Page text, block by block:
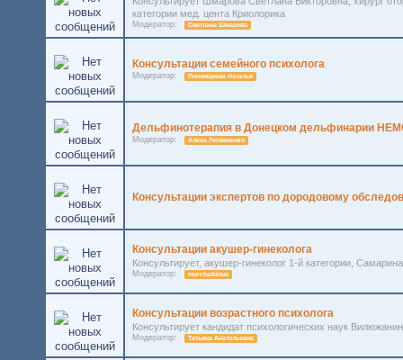
категории мед. цента Криолорика
Модератор: Светлана Шмарова
Консультации семейного психолога
Модератор: Пономарева Наталья
Дельфинотерапия в Донецком дельфинарии
Модератор: Алена Литвиненко
Консультации экспертов по дородовому
Консультации акушер-гинеколога
Консультирует, акушер-гинеколог 1-й категории,
Модератор: murchalkinua
Консультации возрастного психолога
Консультирует кандидат психологических наук
Модератор: Татьяна Анатольевна